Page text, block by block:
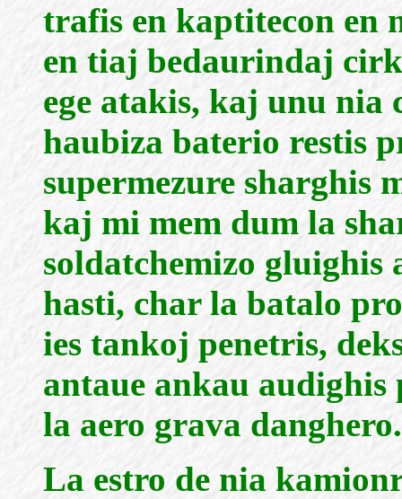
trafis en kaptitecon en
en tiaj bedaurindaj
ege atakis, kaj unu
haubiza baterio restis
supermezure sharghis
kaj mi mem dum la
soldatchemizo gluighis
hasti, char la batalo
ies tankoj penetris,
antaue ankau
la aero grava
La estro de nia